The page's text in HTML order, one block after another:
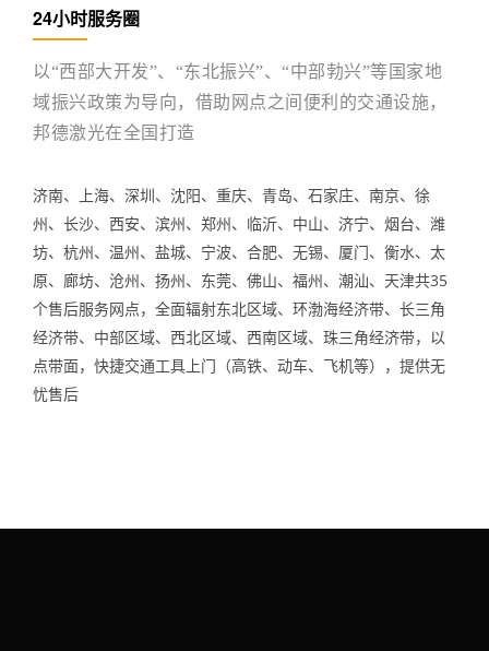
24小时服务圈
以“西部大开发”、“东北振兴”、“中部勃兴”等国家地
域振兴政策为导向，借助网点之间便利的交通设施，
邦德激光在全国打造
济南、上海、深圳、沈阳、重庆、青岛、石家庄、南京、徐
州、长沙、西安、滨州、郑州、临沂、中山、济宁、烟台、潍
坊、杭州、温州、盐城、宁波、合肥、无锡、厦门、衡水、太
原、廊坊、沧州、扬州、东莞、佛山、福州、潮汕、天津共35
个售后服务网点，全面辐射东北区域、环渤海经济带、长三角
经济带、中部区域、西北区域、西南区域、珠三角经济带，以
点带面，快捷交通工具上门（高铁、动车、飞机等），提供无
忧售后